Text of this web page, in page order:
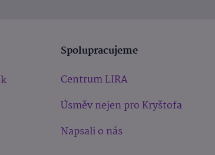
Spolupracujeme
Centrum LIRA
Úsměv nejen pro Kryštofa
Napsali o nás